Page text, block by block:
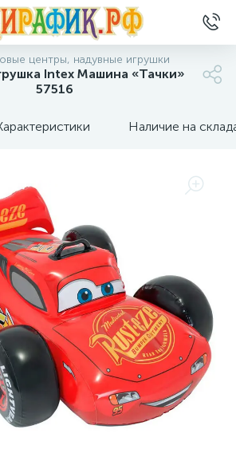
центры, надувные игрушки
Intex Машина «Тачки»
57516
Наличие на